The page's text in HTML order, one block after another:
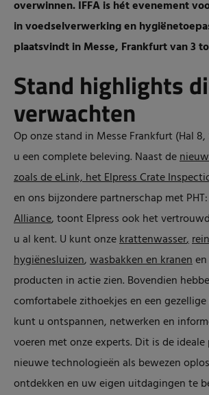
overwinnen. IFFA is hét evenement
in voedselverwerking en
plaatsvindt in Messe, Frankfurt van 3
Stand highlights
verwachten
Op onze stand in Messe Frankfurt (Hal 8,
u een complete beleving. Naast de
zoals de eLink, het Elpress Crate
en ons bijzondere partnerschap met PHT:
Alliance, toont Elpress ook het
u al kent. U kunt onzekrattenwasser,
hygiënesluizen,wasbakken en kranen
producten in actie zien. Bovendien
comfortabele zithoekjes en een
kunt u ontspannen, netwerken en
voeren met onze experts. Dit is de
nieuwe technologieën als bewezen
ontdekken en uw eigen uitdagingen te